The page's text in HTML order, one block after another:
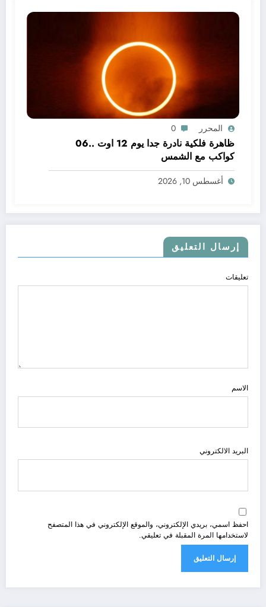
المحرر 0
ظاهرة فلكية نادرة جدا يوم 12 اوت ..06
كواكب مع الشمس
أغسطس 10, 2026
إرسال التعليق
تعليقات
الاسم
البريد الالكتروني
احفظ اسمي، بريدي الإلكتروني، والموقع الإلكتروني في هذا المتصفح
لاستخدامها المرة المقبلة في تعليقي.